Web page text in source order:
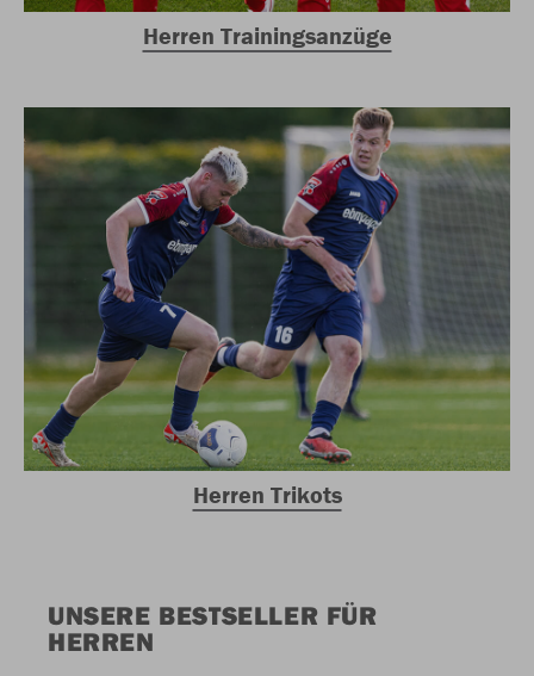
Herren Trainingsanzüge
Herren Trikots
UNSERE BESTSELLER FÜR
HERREN